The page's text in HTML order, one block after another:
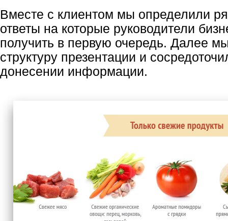
Вместе с клиентом мы определили
ответы на которые руководители
получить в первую очередь. Далее
структуру презентации и
донесении информации.